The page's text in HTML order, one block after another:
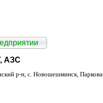
АЗС
р-н, с. Новошешминск,